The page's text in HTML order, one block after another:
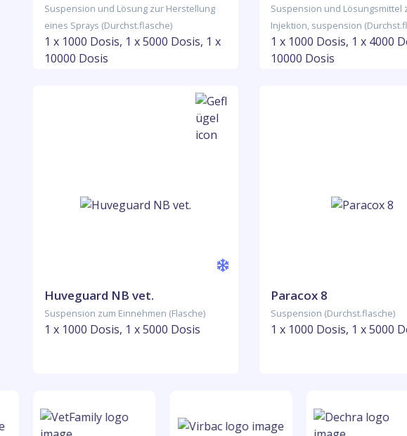
Suspension und Lösung zur Herstellung
eines Sprays (Durchst.flasche)
1 x 1000 Dosis, 1 x 5000 Dosis, 1 x
10000 Dosis
Suspension und Lösungsmittel
Injektion, suspension
1 x 1000 Dosis, 1 x 4000
10000 Dosis
Huveguard NB vet.
Suspension zum Einnehmen (Flasche)
1 x 1000 Dosis, 1 x 5000 Dosis
Paracox 8
Suspension (Durchst.flasche)
1 x 1000 Dosis, 1 x 5000